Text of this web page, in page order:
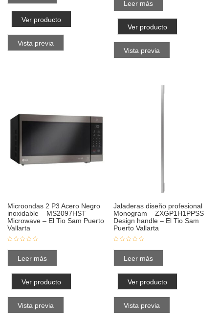
Ver producto
Vista previa
Leer más
Ver producto
Vista previa
Microondas 2 P3 Acero Negro
inoxidable – MS2097HST –
Microwave – El Tio Sam Puerto
Vallarta
Leer más
Ver producto
Vista previa
Jaladeras diseño profesional
Monogram – ZXGP1H1PPSS –
Design handle – El Tio Sam
Puerto Vallarta
Leer más
Ver producto
Vista previa